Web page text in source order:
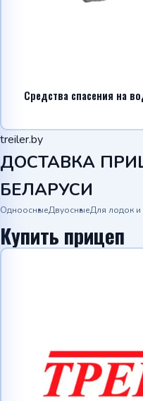
Средства спасения на
treiler.by
ДОСТАВКА
БЕЛАРУСИ
ОдноосныеДвуосныеДля лодок и
Купить прицеп